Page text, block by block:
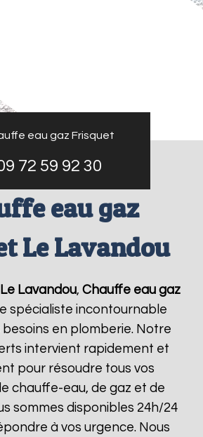
eau gaz Frisquet
72 59 92 30
eau gaz
Le Lavandou
Le Lavandou,Chauffe eau gaz
spécialiste incontournable
besoins en plomberie. Notre
intervient rapidement et
pour résoudre tous vos
chauffe-eau, de gaz et de
sommes disponibles 24h/24
à vos urgence. Nous